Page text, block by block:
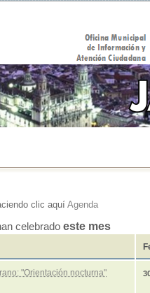
clic aquí Agenda
celebrado este mes
"Orientación nocturna"